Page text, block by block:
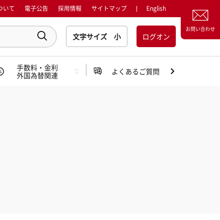
English
お問い合わせ
ログオン
手数料・金利
外国為替関連
よくあるご質問
いて 電子公告 採用情報 サイトマップ